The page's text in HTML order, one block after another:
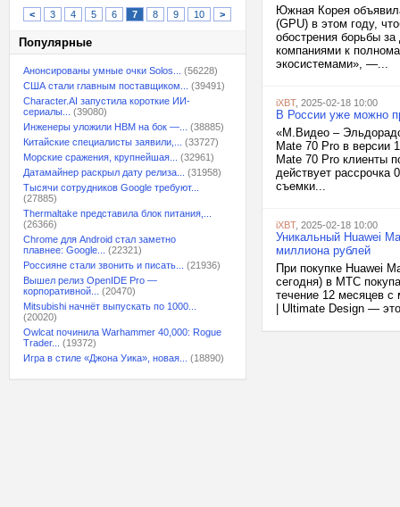
< 3 4 5 6 7 8 9 10 >
Популярные
Анонсированы умные очки Solos...
(56228)
США стали главным поставщиком...
(39491)
Character.AI запустила короткие ИИ-
сериалы...
(39080)
Инженеры уложили HBM на бок —...
(38885)
Китайские специалисты заявили,...
(33727)
Морские сражения, крупнейшая...
(32961)
Датамайнер раскрыл дату релиза...
(31958)
Тысячи сотрудников Google требуют...
(27885)
Thermaltake представила блок питания,...
(26366)
Chrome для Android стал заметно
плавнее: Google...
(22321)
Россияне стали звонить и писать...
(21936)
Вышел релиз OpenIDE Pro —
корпоративной...
(20470)
Mitsubishi начнёт выпускать по 1000...
(20020)
Owlcat починила Warhammer 40,000: Rogue
Trader...
(19372)
Игра в стиле «Джона Уика», новая...
(18890)
Южная Корея
(GPU) в этом году,
обострения борьбы
компаниями к
экосистемами», —...
iXBT, 2025-02-18 10:00
В России уже можно
«М.Видео –
Mate 70 Pro в
Mate 70 Pro клиенты
действует рассрочка
съемки...
iXBT, 2025-02-18 10:00
Уникальный Huawei
миллиона рублей
При покупке Huawei
сегодня) в МТС
течение 12 месяцев с
| Ultimate Design —